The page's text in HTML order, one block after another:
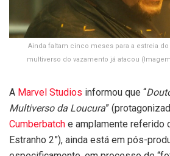
Ainda faltam cinco meses para a estreia
multiverso do vazamento já atacou
A Marvel Studios informou que “
Multiverso da Loucura”
Cumberbatch e amplamente referido
Estranho 2”), ainda está em pós-